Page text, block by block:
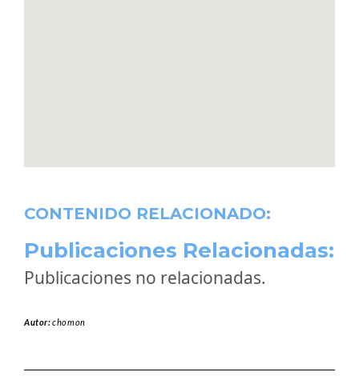
CONTENIDO RELACIONADO:
Publicaciones Relacionadas:
Publicaciones no relacionadas.
Autor:chomon